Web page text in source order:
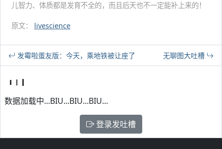
儿智力、体质都是发育不全的，而且后天也不一定能补上来的！
原文： livescience
发霉啦蛋友版：今天，乘地铁被让座了 无聊图大吐槽
数据加载中...BIU...BIU...BIU...
登录发吐槽